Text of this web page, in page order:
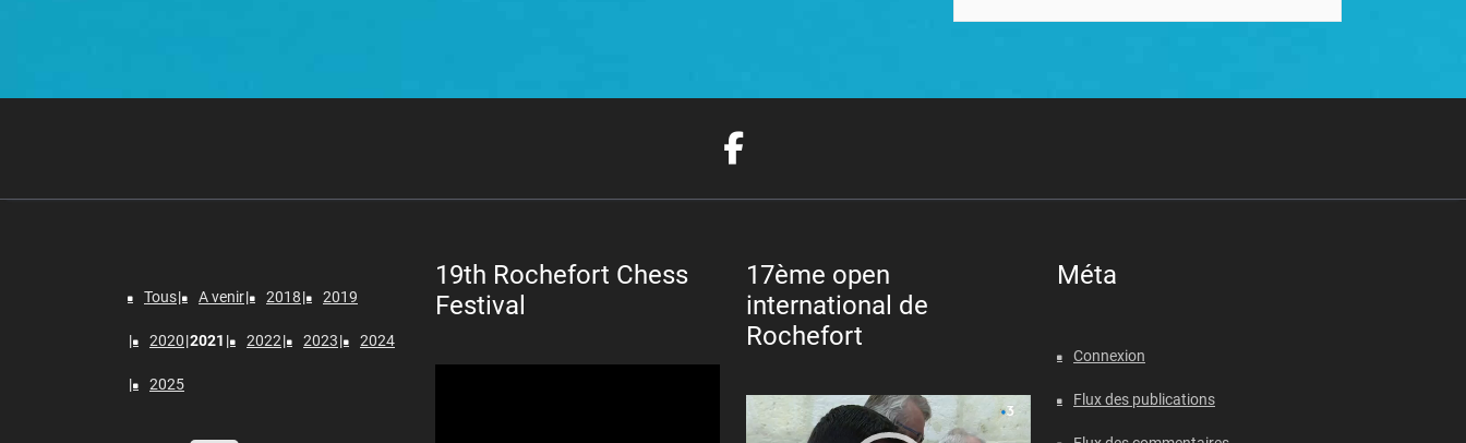
Tous A venir 2018 2019
2020 2021 2022 2023 2024
2025
19th Rochefort Chess
Festival
17ème open
international de
Rochefort
Lecteur
vidéo
Méta
Connexion
Flux des publications